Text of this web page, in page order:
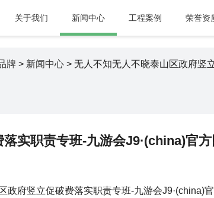
关于我们 新闻中心 工程案例 荣誉资
牌 > 新闻中心 > 无人不知无人不晓泰山区政府竖
实职责专班-九游会J9·(china)官